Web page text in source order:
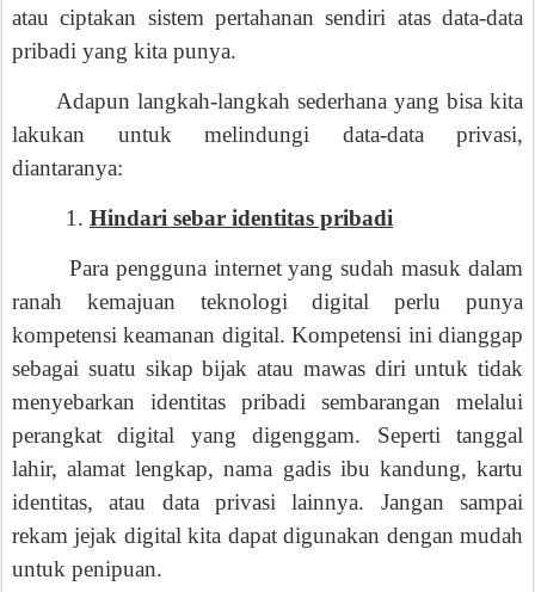
atau ciptakan sistem pertahanan sendiri atas data-data
pribadi yang kita punya.
Adapun langkah-langkah sederhana yang bisa kita
lakukan untuk melindungi data-data privasi,
diantaranya:
1. Hindari sebar identitas pribadi
Para pengguna internet yang sudah masuk dalam
ranah kemajuan teknologi digital perlu punya
kompetensi keamanan digital. Kompetensi ini dianggap
sebagai suatu sikap bijak atau mawas diri untuk tidak
menyebarkan identitas pribadi sembarangan melalui
perangkat digital yang digenggam. Seperti tanggal
lahir, alamat lengkap, nama gadis ibu kandung, kartu
identitas, atau data privasi lainnya. Jangan sampai
rekam jejak digital kita dapat digunakan dengan mudah
untuk penipuan.